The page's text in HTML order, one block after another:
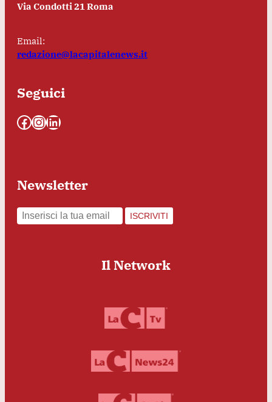
Via Condotti 21 Roma
Email:
redazione@lacapitalenews.it
Seguici
Facebook InstagramLinkedIn
Newsletter
ISCRIVITI
Il Network